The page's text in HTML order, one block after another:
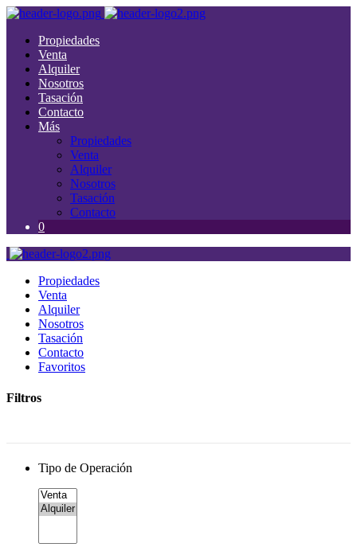
Propiedades
Venta
Alquiler
Nosotros
Tasación
Contacto
Más
Propiedades
Venta
Alquiler
Nosotros
Tasación
Contacto
0
Propiedades
Venta
Alquiler
Nosotros
Tasación
Contacto
Favoritos
Filtros
Tipo de Operación